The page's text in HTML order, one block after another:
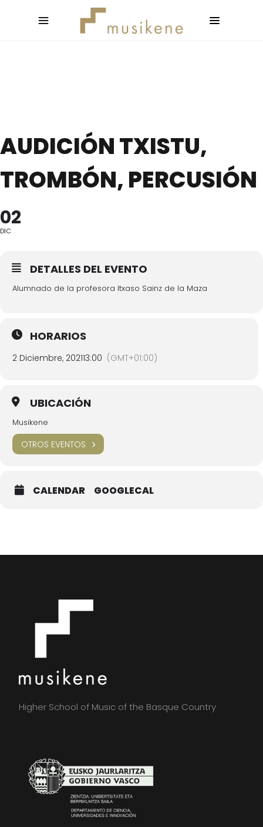
AUDICIÓN TXISTU,
TROMBÓN, PERCUSIÓN
02
DIC
DETALLES DEL EVENTO
Alumnado de la profesora Itxaso Sainz de la Maza
HORARIOS
2 Diciembre, 202113:00 (GMT+01:00)
UBICACIÓN
Musikene
OTROS EVENTOS
CALENDAR GOOGLECAL
Higher School of Music of the Basque Country